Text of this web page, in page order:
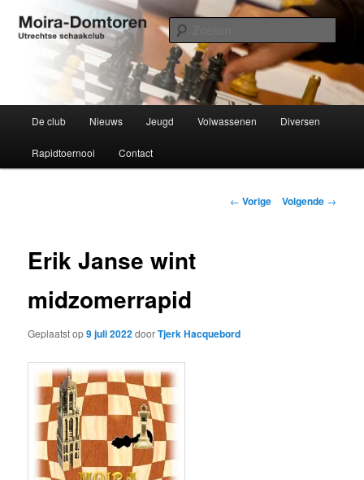
naar
Moira-Domtoren
Utrechtse schaakclub opgericht 1934
De club Nieuws Jeugd Volwassenen Diversen
Rapidtoernooi Contact
Bericht
← Vorige Volgende →
Erik Janse wint
midzomerrapid
Geplaatst op9 juli 2022doorTjerk Hacquebord